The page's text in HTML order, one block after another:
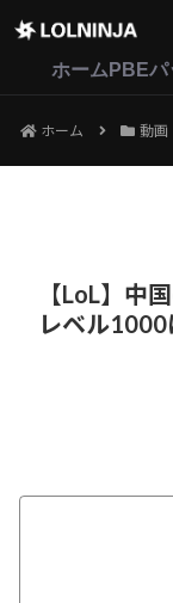
ホーム PBE
ホーム 動画
【LoL】中
レベル1000